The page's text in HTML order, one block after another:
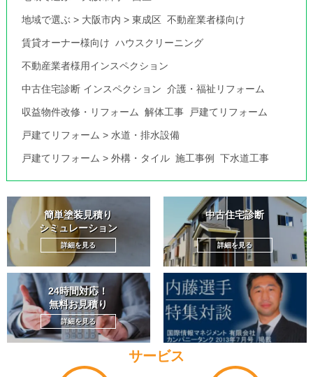
地域で選ぶ > 大阪市内 >東成区 不動産業者様向け
賃貸オーナー様向け ハウスクリーニング
不動産業者様用インスペクション
中古住宅診断 インスペクション 介護・福祉リフォーム
収益物件改修・リフォーム 解体工事 戸建てリフォーム
戸建てリフォーム > 水道・排水設備
戸建てリフォーム >外構・タイル 施工事例 下水道工事
簡単塗装見積り
シミュレーション
詳細を見る
中古住宅診断
詳細を見る
24時間対応！
無料お見積り
詳細を見る
サービス